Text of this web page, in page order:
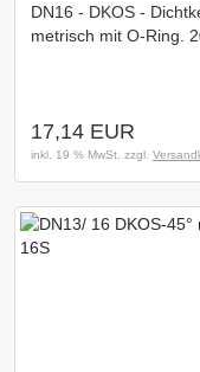
DN16 - DKOS -
metrisch mit O-Ring.
17,14 EUR
inkl. 19 % MwSt. zzgl.